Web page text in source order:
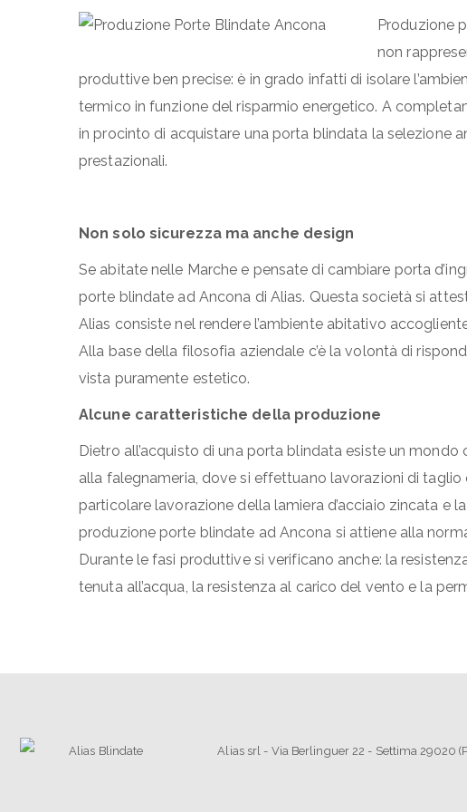
Produzione
non
produttive ben precise: è in grado infatti di isolare
termico in funzione del risparmio energetico. A
in procinto di acquistare una porta blindata la selezione
prestazionali.
Non solo sicurezza ma anche design
Se abitate nelle Marche e pensate di cambiare porta
porte blindate ad Ancona di Alias. Questa società si
Alias consiste nel rendere l’ambiente abitativo
Alla base della filosofia aziendale c’è la volontà di
vista puramente estetico.
Alcune caratteristiche della produzione
Dietro all’acquisto di una porta blindata esiste un
alla falegnameria, dove si effettuano lavorazioni di
particolare lavorazione della lamiera d’acciaio zincata e
produzione porte blindate ad Ancona si attiene alla
Durante le fasi produttive si verificano anche: la
tenuta all’acqua, la resistenza al carico del vento e la
Alias srl - Via Berlinguer 22 - Settima 29020